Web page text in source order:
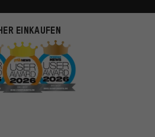
EINKAUFEN